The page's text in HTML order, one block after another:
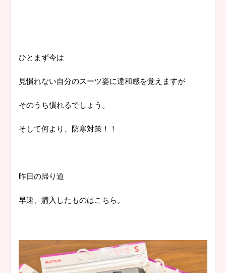
ひとまず今は
見慣れない自分のスーツ姿に違和感を覚えますが
そのうち慣れるでしょう。
そして何より、防寒対策！！
昨日の帰り道
早速、購入したものはこちら。